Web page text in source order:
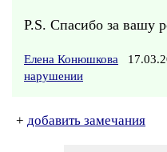
P.S. Спасибо за вашу
Елена Конюшкова
нарушении
+ добавить замечания